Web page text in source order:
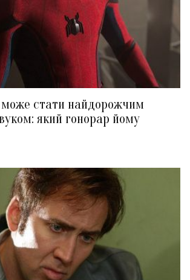
стати найдорожчим
який гонорар йому